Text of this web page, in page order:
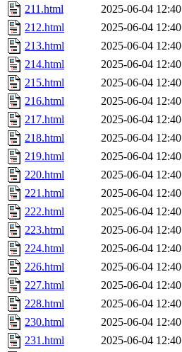
211.html
2025-06-04 12:40
212.html
2025-06-04 12:40
213.html
2025-06-04 12:40
214.html
2025-06-04 12:40
215.html
2025-06-04 12:40
216.html
2025-06-04 12:40
217.html
2025-06-04 12:40
218.html
2025-06-04 12:40
219.html
2025-06-04 12:40
220.html
2025-06-04 12:40
221.html
2025-06-04 12:40
222.html
2025-06-04 12:40
223.html
2025-06-04 12:40
224.html
2025-06-04 12:40
226.html
2025-06-04 12:40
227.html
2025-06-04 12:40
228.html
2025-06-04 12:40
230.html
2025-06-04 12:40
231.html
2025-06-04 12:40